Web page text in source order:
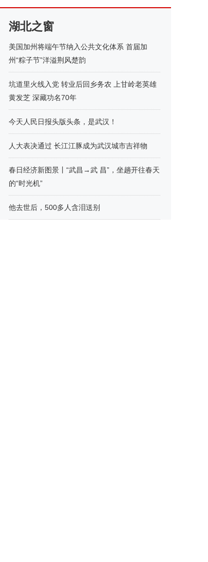
湖北之窗
美国加州将端午节纳入公共文化体系 首届加
州“粽子节”洋溢荆风楚韵
坑道里火线入党 转业后回乡务农 上甘岭老英雄
黄发芝 深藏功名70年
今天人民日报头版头条，是武汉！
人大表决通过 长江江豚成为武汉城市吉祥物
春日经济新图景丨“武昌→武 昌”，坐趟开往春天
的“时光机”
他去世后，500多人含泪送别